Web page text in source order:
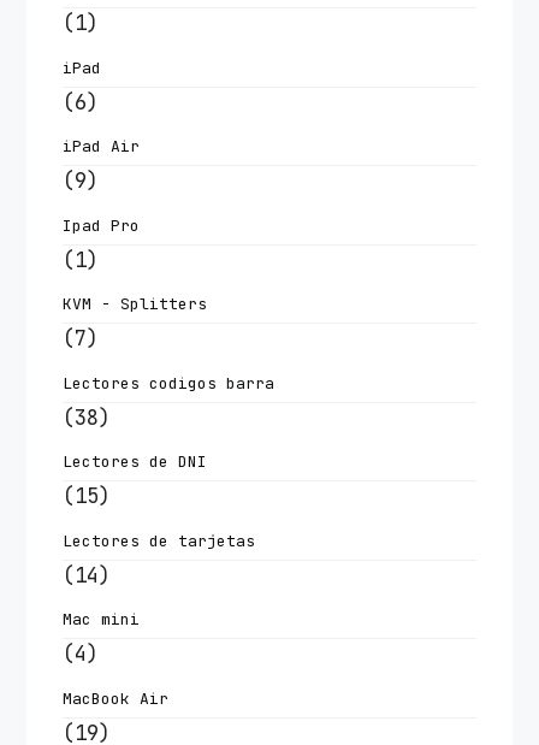
(1)
iPad
(6)
iPad Air
(9)
Ipad Pro
(1)
KVM - Splitters
(7)
Lectores codigos barra
(38)
Lectores de DNI
(15)
Lectores de tarjetas
(14)
Mac mini
(4)
MacBook Air
(19)